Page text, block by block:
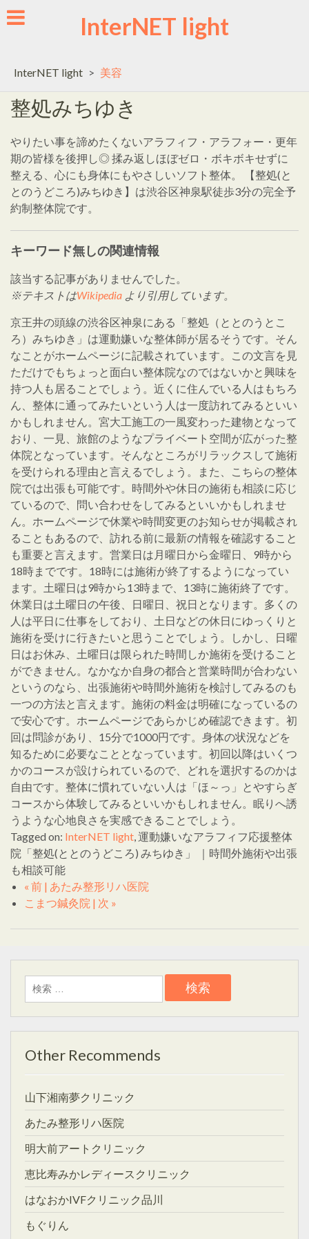
Skip
to
InterNET light
InterNET light > 美容
整処みちゆき
やりたい事を諦めたくないアラフィフ・アラフォー・更年
期の皆様を後押し◎ 揉み返しほぼゼロ・ボキボキせずに
整える、心にも身体にもやさしいソフト整体。 【整処(と
とのうどころ)みちゆき】は渋谷区神泉駅徒歩3分の完全予
約制整体院です。
キーワード無しの関連情報
該当する記事がありませんでした。
※テキストはWikipedia より引用しています。
京王井の頭線の渋谷区神泉にある「整処（ととのうとこ
ろ）みちゆき」は運動嫌いな整体師が居るそうです。そん
なことがホームページに記載されています。この文言を見
ただけでもちょっと面白い整体院なのではないかと興味を
持つ人も居ることでしょう。近くに住んでいる人はもちろ
ん、整体に通ってみたいという人は一度訪れてみるといい
かもしれません。宮大工施工の一風変わった建物となって
おり、一見、旅館のようなプライベート空間が広がった整
体院となっています。そんなところがリラックスして施術
を受けられる理由と言えるでしょう。また、こちらの整体
院では出張も可能です。時間外や休日の施術も相談に応じ
ているので、問い合わせをしてみるといいかもしれませ
ん。ホームページで休業や時間変更のお知らせが掲載され
ることもあるので、訪れる前に最新の情報を確認すること
も重要と言えます。営業日は月曜日から金曜日、9時から
18時までです。18時には施術が終了するようになってい
ます。土曜日は9時から13時まで、13時に施術終了です。
休業日は土曜日の午後、日曜日、祝日となります。多くの
人は平日に仕事をしており、土日などの休日にゆっくりと
施術を受けに行きたいと思うことでしょう。しかし、日曜
日はお休み、土曜日は限られた時間しか施術を受けること
ができません。なかなか自身の都合と営業時間が合わない
というのなら、出張施術や時間外施術を検討してみるのも
一つの方法と言えます。施術の料金は明確になっているの
で安心です。ホームページであらかじめ確認できます。初
回は問診があり、15分で1000円です。身体の状況などを
知るために必要なこととなっています。初回以降はいくつ
かのコースが設けられているので、どれを選択するのかは
自由です。整体に慣れていない人は「ほ～っ」とやすらぎ
コースから体験してみるといいかもしれません。眠りへ誘
うような心地良さを実感できることでしょう。
Tagged on: InterNET light, 運動嫌いなアラフィフ応援整体
院「整処(ととのうどころ) みちゆき」 ｜時間外施術や出張
も相談可能
« 前 | あたみ整形リハ医院
こまつ鍼灸院 | 次 »
検
索:
Other Recommends
山下湘南夢クリニック
あたみ整形リハ医院
明大前アートクリニック
恵比寿みかレディースクリニック
はなおかIVFクリニック品川
もぐりん